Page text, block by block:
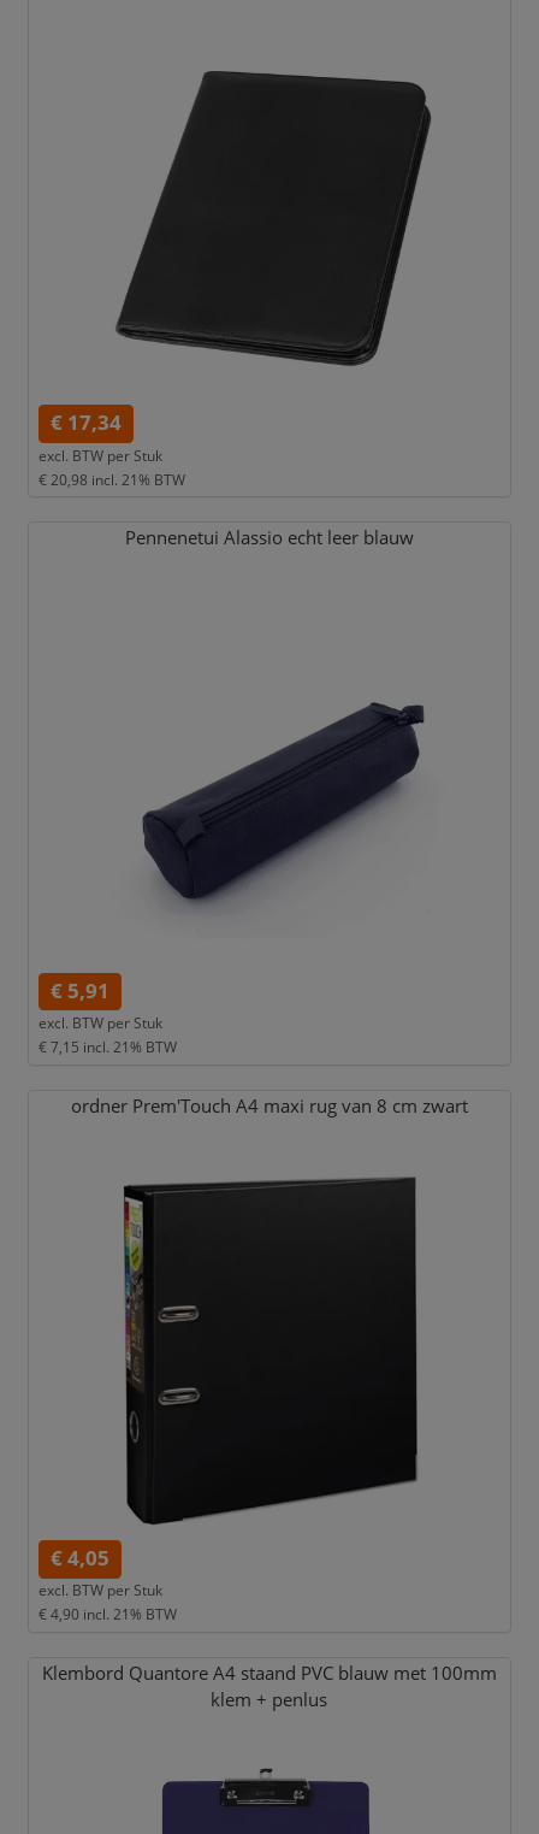
€ 17,34
excl. BTW per Stuk
€ 20,98 incl. 21% BTW
Pennenetui Alassio echt leer blauw
€ 5,91
excl. BTW per Stuk
€ 7,15 incl. 21% BTW
ordner Prem'Touch A4 maxi rug van 8 cm zwart
€ 4,05
excl. BTW per Stuk
€ 4,90 incl. 21% BTW
Klembord Quantore A4 staand PVC blauw met 100mm
klem + penlus